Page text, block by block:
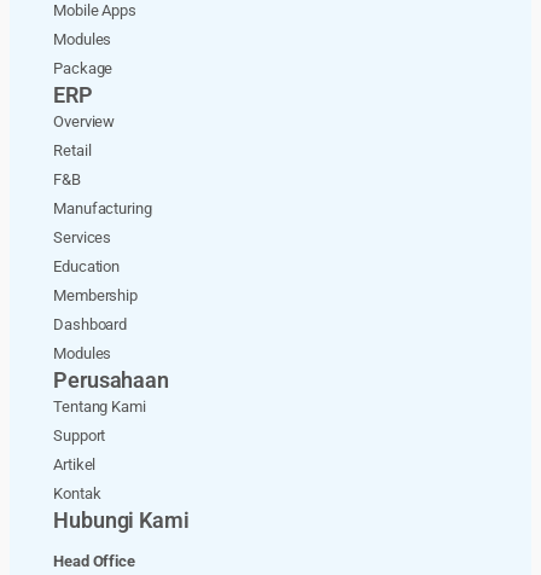
Mobile Apps
Modules
Package
ERP
Overview
Retail
F&B
Manufacturing
Services
Education
Membership
Dashboard
Modules
Perusahaan
Tentang Kami
Support
Artikel
Kontak
Hubungi Kami
Head Office